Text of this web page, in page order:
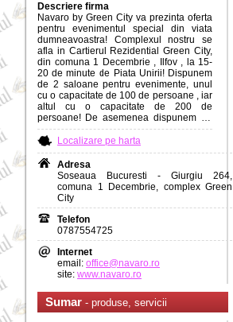
Descriere firma
Navaro by Green City va prezinta oferta
pentru evenimentul special din viata
dumneavoastra! Complexul nostru se
afla in Cartierul Rezidential Green City,
din comuna 1 Decembrie , Ilfov , la 15-
20 de minute de Piata Unirii! Dispunem
de 2 saloane pentru evenimente, unul
cu o capacitate de 100 de persoane , iar
altul cu o capacitate de 200 de
persoane! De asemenea dispunem de
cort pentru evenimente cu o capacitate
de 400 de persoane si o piscina in aer
liber , unde se pot organiza evenimente
pana la 400 de persoane! La
evenimentele de peste 100 de persoane
oferim gratis limuzina pentru 4 ore!
Meniuri incepand cu 40 de euro cu totul
inclus! Va oferim si posibilitatea ca
inainte cu o saptamana de eveniment sa
schimbati numarul de persoane
prevazut in contract fara costuri
suplimentare! Nu percepem taxa
ospatari! Nu exista alte costuri!
Localizare pe harta
Adresa
Soseaua Bucuresti - Giurgiu 264,
comuna 1 Decembrie, complex Green
City
Telefon
0787554725
Internet
email: office@navaro.ro
site: www.navaro.ro
Sumar - produse, servicii